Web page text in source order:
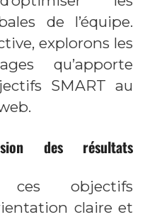
de l’équipe.
explorons les
qu’apporte
SMART au
des résultats
ces objectifs
claire et